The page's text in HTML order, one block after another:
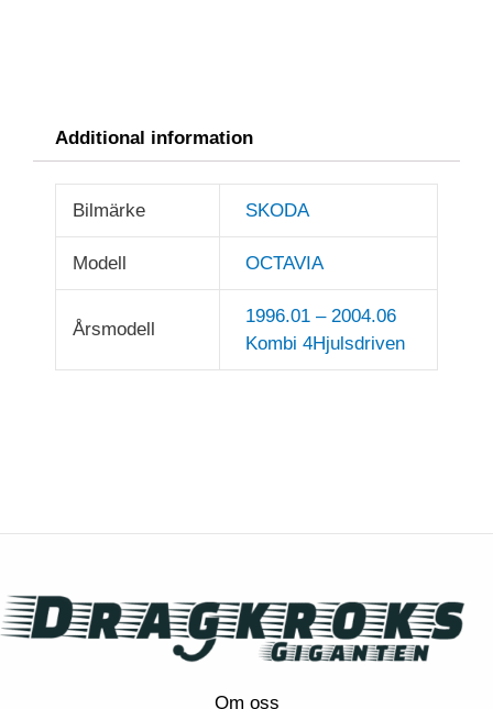
Additional information
Bilmärke SKODA
Modell OCTAVIA
Årsmodell
1996.01 – 2004.06
Kombi 4Hjulsdriven
Om oss